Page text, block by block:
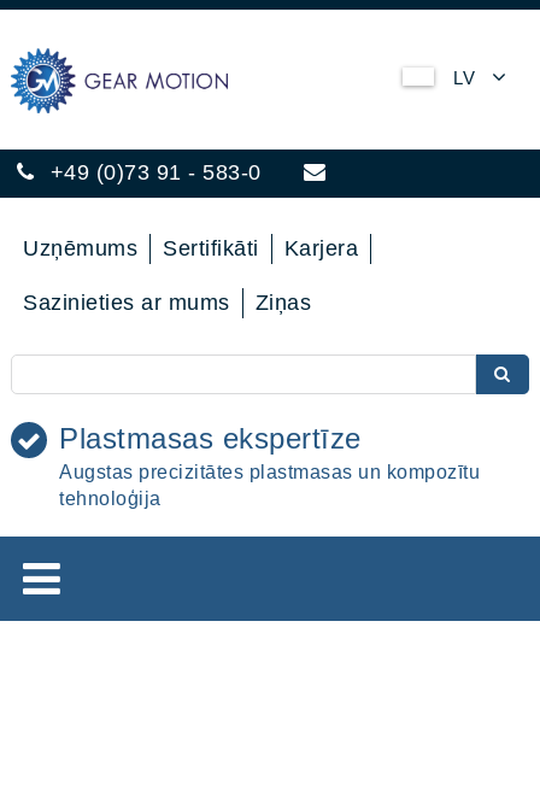
+49 (0)73 91 - 583-0
LV
Uzņēmums Sertifikāti Karjera
Sazinieties ar mums Ziņas
Plastmasas ekspertīze
Augstas precizitātes plastmasas un kompozītu
tehnoloģija